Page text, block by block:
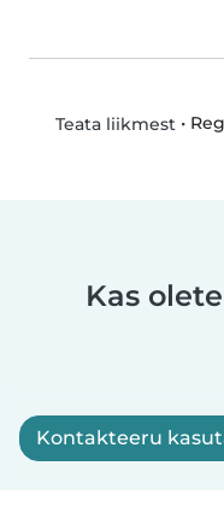
Teata liikmest •
Kas
Kontakteeru